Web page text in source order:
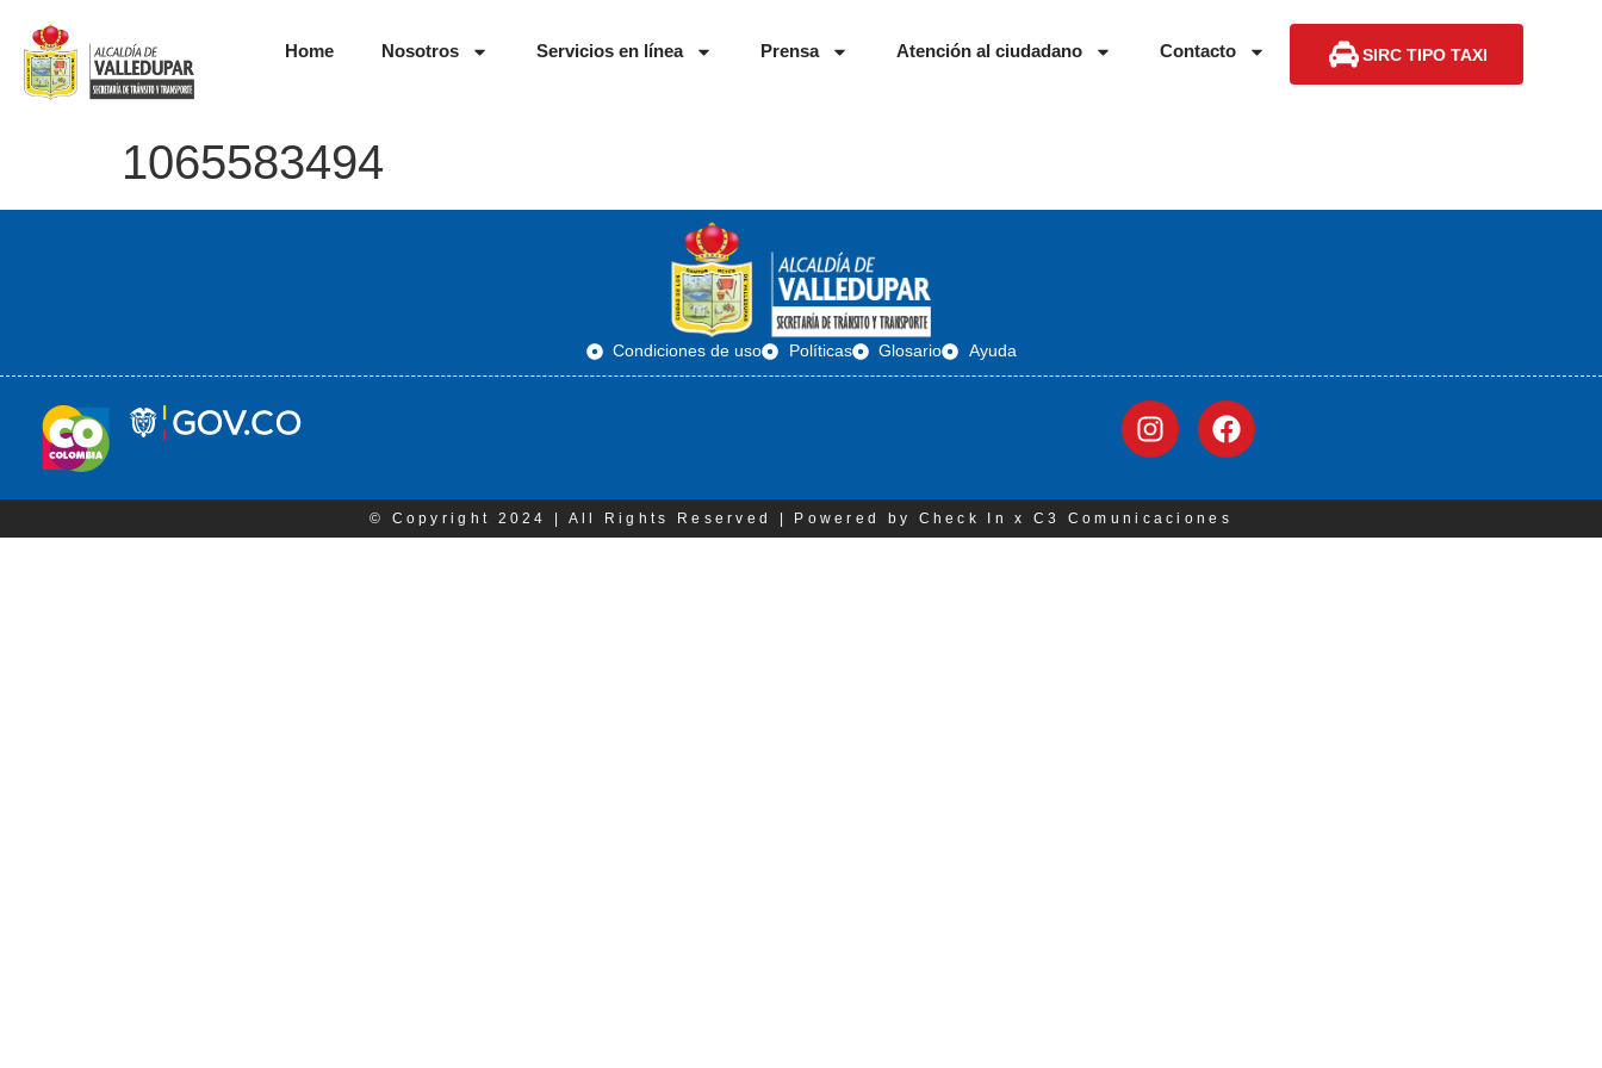
Home Nosotros Servicios en línea Prensa Atención al ciudadano Contacto SIRC TIPO TAXI
1065583494
Condiciones de uso Políticas Glosario Ayuda
© Copyright 2024 | All Rights Reserved | Powered by Check In x C3 Comunicaciones